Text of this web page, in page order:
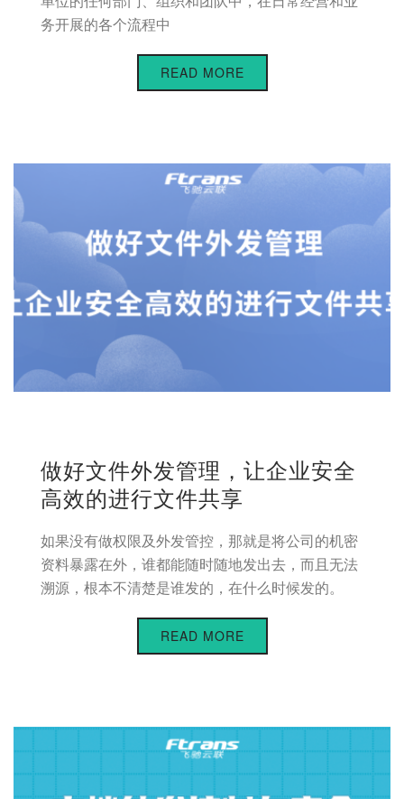
务开展的各个流程中
READ MORE
做好文件外发管理，让企业安全
高效的进行文件共享
如果没有做权限及外发管控，那就是将公司的机密
资料暴露在外，谁都能随时随地发出去，而且无法
溯源，根本不清楚是谁发的，在什么时候发的。
READ MORE